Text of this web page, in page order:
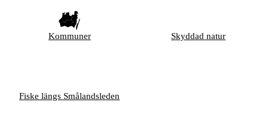
Kommuner Skyddad natur
Fiske längs Smålandsleden